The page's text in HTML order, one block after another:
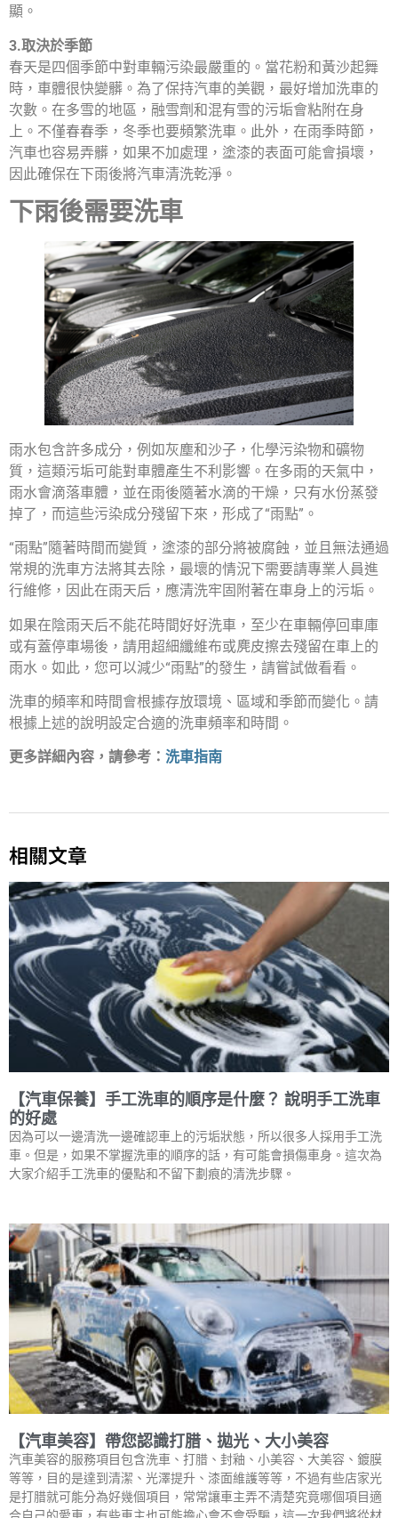
顯。
3.取決於季節
春天是四個季節中對車輛污染最嚴重的。當花粉和黃沙起舞
時，車體很快變髒。為了保持汽車的美觀，最好增加洗車的
次數。在多雪的地區，融雪劑和混有雪的污垢會粘附在身
上。不僅春春季，冬季也要頻繁洗車。此外，在雨季時節，
汽車也容易弄髒，如果不加處理，塗漆的表面可能會損壞，
因此確保在下雨後將汽車清洗乾淨。
下雨後需要洗車
雨水包含許多成分，例如灰塵和沙子，化學污染物和礦物
質，這類污垢可能對車體產生不利影響。在多雨的天氣中，
雨水會滴落車體，並在雨後隨著水滴的干燥，只有水份蒸發
掉了，而這些污染成分殘留下來，形成了“雨點”。
“雨點”隨著時間而變質，塗漆的部分將被腐蝕，並且無法通過
常規的洗車方法將其去除，最壞的情況下需要請專業人員進
行維修，因此在雨天后，應清洗牢固附著在車身上的污垢。
如果在陰雨天后不能花時間好好洗車，至少在車輛停回車庫
或有蓋停車場後，請用超細纖維布或麂皮擦去殘留在車上的
雨水。如此，您可以減少“雨點”的發生，請嘗試做看看。
洗車的頻率和時間會根據存放環境、區域和季節而變化。請
根據上述的說明設定合適的洗車頻率和時間。
更多詳細內容，請參考： 洗車指南
相關文章
【汽車保養】手工洗車的順序是什麼？ 說明手工洗車
的好處
因為可以一邊清洗一邊確認車上的污垢狀態，所以很多人採用手工洗
車。但是，如果不掌握洗車的順序的話，有可能會損傷車身。這次為
大家介紹手工洗車的優點和不留下劃痕的清洗步驟。
【汽車美容】帶您認識打腊、拋光、大小美容
汽車美容的服務項目包含洗車、打腊、封釉、小美容、大美容、鍍膜
等等，目的是達到清潔、光澤提升、漆面維護等等，不過有些店家光
是打腊就可能分為好幾個項目，常常讓車主弄不清楚究竟哪個項目適
合自己的愛車，有些車主也可能擔心會不會受騙，這一次我們將從材